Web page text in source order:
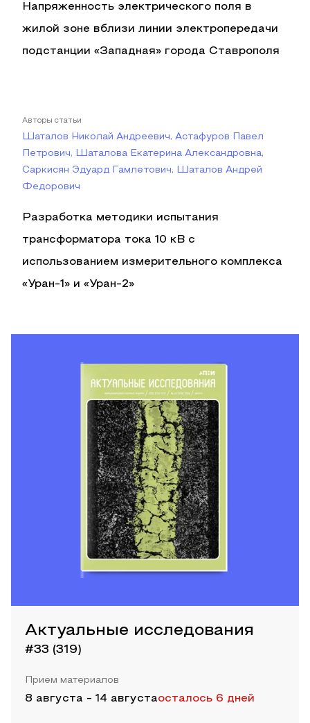
Напряженность электрического поля в
жилой зоне вблизи линии электропередачи
подстанции «Западная» города Ставрополя
Авторы статьи
Шаталов Николай Андреевич, Астафуров Павел
Петрович, Шаталова Екатерина Александровна,
Саркисян Эдуард Гамлетович, Шаталов Андрей
Федорович
Разработка методики испытания
трансформатора тока 10 кВ с
использованием измерительного комплекса
«Уран-1» и «Уран-2»
Актуальные исследования
#33 (319)
Прием материалов
8 августа - 14 августаосталось 6 дней